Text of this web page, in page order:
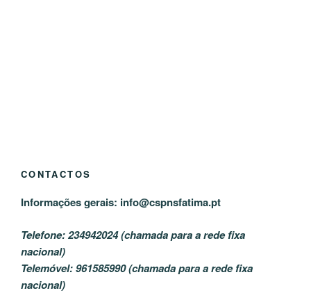
CONTACTOS
Informações gerais: info@cspnsfatima.pt
Telefone: 234942024 (chamada para a rede fixa
nacional)
Telemóvel: 961585990 (chamada para a rede fixa
nacional)